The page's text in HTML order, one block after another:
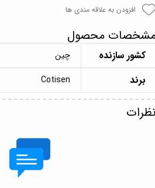
افزودن به علاقه مندی ها
محصول
کشور سازنده چین
برند Cotisen